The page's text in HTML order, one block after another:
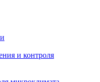
и контроля